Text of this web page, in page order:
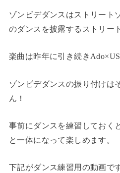
ゾンビデダンスはストリート
のダンスを披露するストリー
楽曲は昨年に引き続き
ゾンビデダンスの振り付けは
ん！
事前にダンスを練習しておく
と一体になって楽しめます。
下記がダンス練習用の動画で